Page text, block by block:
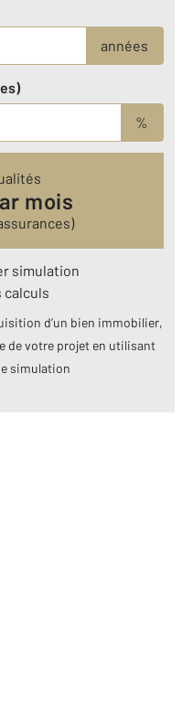
années
%
mois
simulation
calculs
d’un bien immobilier,
de votre projet en utilisant
simulation